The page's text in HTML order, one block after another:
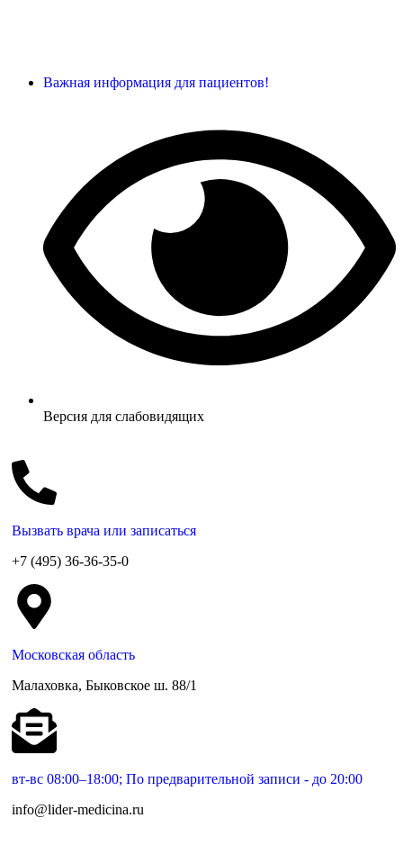
Важная информация для пациентов!
Версия для слабовидящих
Вызвать врача или записаться
+7 (495) 36-36-35-0
Московская область
Малаховка, Быковское ш. 88/1
вт-вс 08:00–18:00; По предварительной записи - до 20:00
info@lider-medicina.ru